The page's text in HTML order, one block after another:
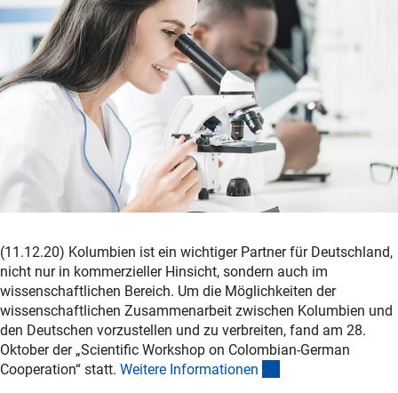
(11.12.20) Kolumbien ist ein wichtiger Partner für Deutschland,
nicht nur in kommerzieller Hinsicht, sondern auch im
wissenschaftlichen Bereich. Um die Möglichkeiten der
wissenschaftlichen Zusammenarbeit zwischen Kolumbien und
den Deutschen vorzustellen und zu verbreiten, fand am 28.
Oktober der „Scientific Workshop on Colombian-German
Cooperation“ statt. Weitere Informationen